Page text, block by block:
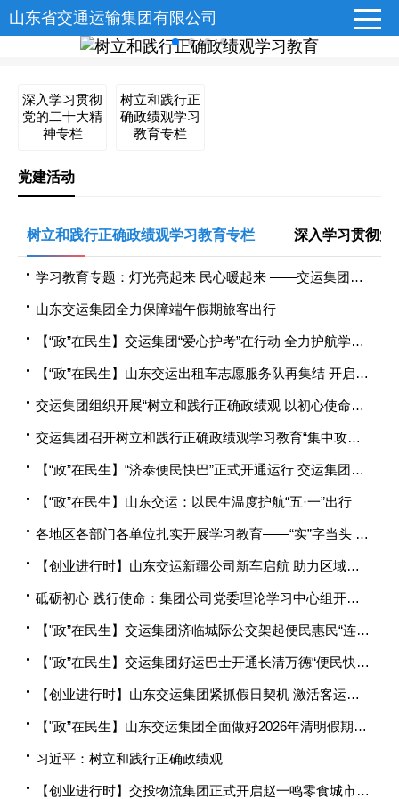
山东省交通运输集团有限公司
深入学习贯彻
党的二十大精
神专栏
树立和践行正
确政绩观学习
教育专栏
党建活动
树立和践行正确政绩观学习教育专栏 深入学习贯彻党
学习教育专题：灯光亮起来 民心暖起来 ——交运集团以正确政绩观破解民生难题
山东交运集团全力保障端午假期旅客出行
【“政”在民生】交运集团“爱心护考”在行动 全力护航学子逐梦路
【“政”在民生】山东交运出租车志愿服务队再集结 开启爱心助考公益行动
交运集团组织开展“树立和践行正确政绩观 以初心使命引领实干担当”警示教育活动
交运集团召开树立和践行正确政绩观学习教育“集中攻坚月”部署会
【“政”在民生】“济泰便民快巴”正式开通运行 交运集团服务民生再提速
【“政”在民生】山东交运：以民生温度护航“五·一”出行
各地区各部门各单位扎实开展学习教育——“实”字当头 “干”字为要
【创业进行时】山东交运新疆公司新车启航 助力区域交通提质增效
砥砺初心 践行使命：集团公司党委理论学习中心组开展4月份树立和践行正确政绩观专题学习
【"政”在民生】交运集团济临城际公交架起便民惠民“连心桥”
【"政”在民生】交运集团好运巴士开通长清万德“便民快巴”
【创业进行时】山东交运集团紧抓假日契机 激活客运服务提质创效新动能
【"政”在民生】山东交运集团全面做好2026年清明假期旅客出行工作
习近平：树立和践行正确政绩观
【创业进行时】交投物流集团正式开启赵一鸣零食城市配送业务